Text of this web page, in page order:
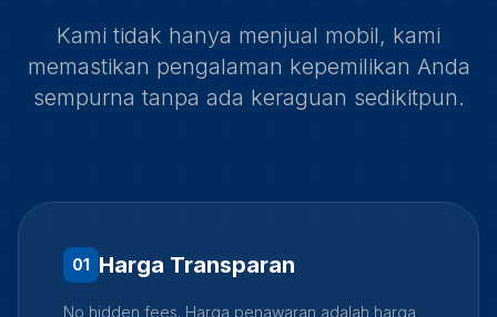
Kami tidak hanya menjual mobil, kami
memastikan pengalaman kepemilikan Anda
sempurna tanpa ada keraguan sedikitpun.
01 Harga Transparan
No hidden fees. Harga penawaran adalah harga